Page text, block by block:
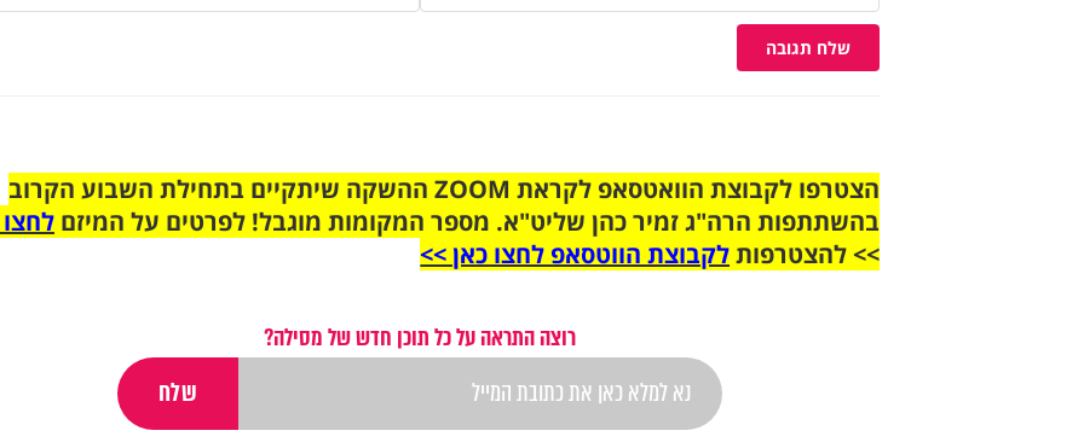
שלח תגובה
הצטרפו לקבוצת הוואטסאפ לקראת ZOOM ההשקה שיתקיים בתחילת השבוע הקרוב
בהשתתפות הרה"ג זמיר כהן שליט"א. מספר המקומות מוגבל! לפרטים על המיזם
>> להצטרפותלקבוצת הווטסאפ לחצו כאן >>
רוצה התראה על כל תוכן חדש של מסילה?